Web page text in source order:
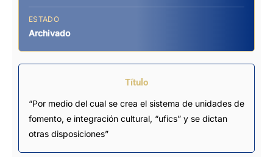
ESTADO
Archivado
Título
“Por medio del cual se crea el sistema de unidades de
fomento, e integración cultural, “ufics” y se dictan
otras disposiciones”